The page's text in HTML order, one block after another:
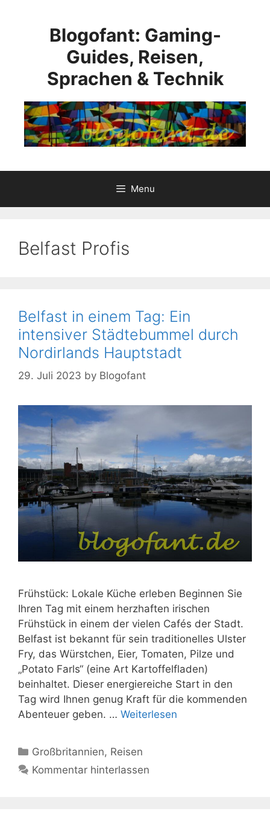
Blogofant: Gaming-
Guides, Reisen,
Sprachen & Technik
Menu
Belfast Profis
Belfast in einem Tag: Ein
intensiver Städtebummel durch
Nordirlands Hauptstadt
29. Juli 2023 by Blogofant
Frühstück: Lokale Küche erleben Beginnen Sie
Ihren Tag mit einem herzhaften irischen
Frühstück in einem der vielen Cafés der Stadt.
Belfast ist bekannt für sein traditionelles Ulster
Fry, das Würstchen, Eier, Tomaten, Pilze und
„Potato Farls“ (eine Art Kartoffelfladen)
beinhaltet. Dieser energiereiche Start in den
Tag wird Ihnen genug Kraft für die kommenden
Abenteuer geben. … Weiterlesen
Kategorien
Großbritannien, Reisen
Kommentar hinterlassen